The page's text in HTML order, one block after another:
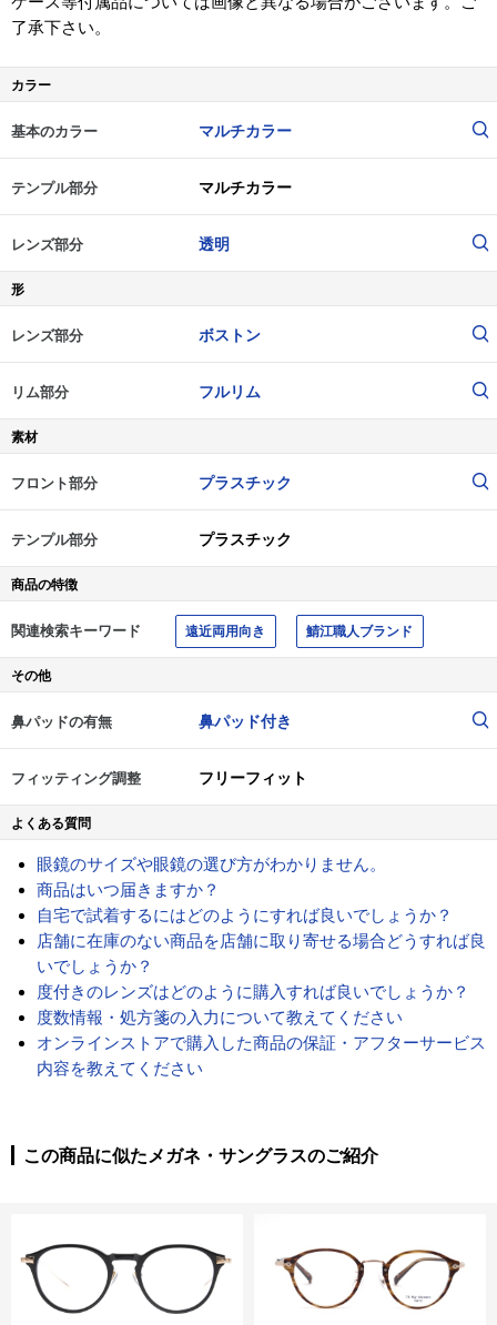
了承下さい。
カラー
基本のカラー マルチカラー
テンプル部分 マルチカラー
レンズ部分 透明
形
レンズ部分 ボストン
リム部分 フルリム
素材
フロント部分 プラスチック
テンプル部分 プラスチック
商品の特徴
関連検索キーワード 遠近両用向き 鯖江職人ブランド
その他
鼻パッドの有無 鼻パッド付き
フィッティング調整 フリーフィット
よくある質問
眼鏡のサイズや眼鏡の選び方がわかりません。
商品はいつ届きますか？
自宅で試着するにはどのようにすれば良いでしょうか？
店舗に在庫のない商品を店舗に取り寄せる場合どうすれば良
いでしょうか？
度付きのレンズはどのように購入すれば良いでしょうか？
度数情報・処方箋の入力について教えてください
オンラインストアで購入した商品の保証・アフターサービス
内容を教えてください
この商品に似たメガネ・サングラスのご紹介